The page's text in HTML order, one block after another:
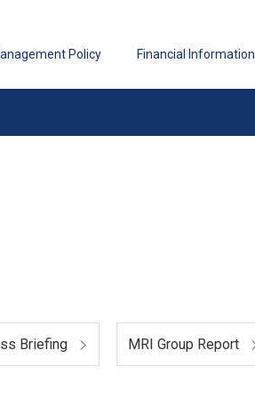
Briefing MRI Group Report
Policy Financial Information